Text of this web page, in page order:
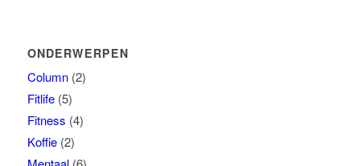
ONDERWERPEN
Column(2)
Fitlife(5)
Fitness (4)
Koffie(2)